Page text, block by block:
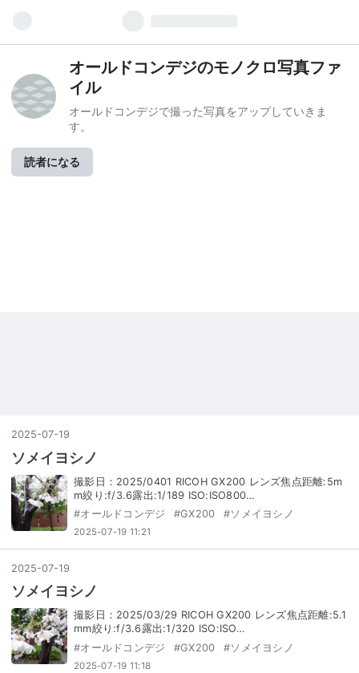
オールドコンデジのモノクロ写真ファ
イル
オールドコンデジで撮った写真をアップしていきま
す。
読者になる
2025-07-19
ソメイヨシノ
撮影日：2025/0401 RICOH GX200 レンズ焦点距離:5m
m絞り:f/3.6露出:1/189 ISO:ISO800…
#オールドコンデジ #GX200 #ソメイヨシノ
2025-07-19 11:21
2025-07-19
ソメイヨシノ
撮影日：2025/03/29 RICOH GX200 レンズ焦点距離:5.1
mm絞り:f/3.6露出:1/320 ISO:ISO…
#オールドコンデジ #GX200 #ソメイヨシノ
2025-07-19 11:18